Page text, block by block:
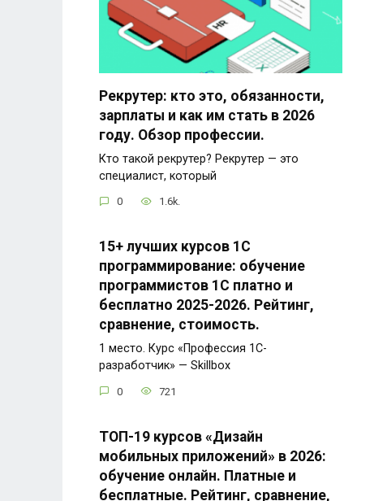
Рекрутер: кто это, обязанности,
зарплаты и как им стать в 2026
году. Обзор профессии.
Кто такой рекрутер? Рекрутер — это
специалист, который
0 1.6k.
15+ лучших курсов 1С
программирование: обучение
программистов 1С платно и
бесплатно 2025-2026. Рейтинг,
сравнение, стоимость.
1 место. Курс «Профессия 1C-
разработчик» — Skillbox
0 721
ТОП-19 курсов «Дизайн
мобильных приложений» в 2026:
обучение онлайн. Платные и
бесплатные. Рейтинг, сравнение,